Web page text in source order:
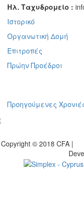
Ηλ. Ταχυδρομείο :
Ιστορικό
Οργανωτική Δομή
Επιτροπές
Πρώην Προέδροι
Προηγούμενες
Copyright © 2018 CFA |